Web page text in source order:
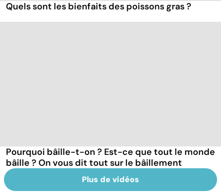
Quels sont les bienfaits des poissons gras ?
Pourquoi bâille-t-on ? Est-ce que tout le monde
bâille ? On vous dit tout sur le bâillement
Plus de vidéos